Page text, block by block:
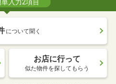
入力2項目
について聞く
お店に行って
似た物件を探してもらう